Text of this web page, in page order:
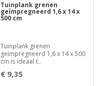
Tuinplank grenen
geïmpregneerd 1,6 x 14 x
500 cm
Tuinplank grenen
geïmpregneerd 1,6 x 14 x 500
cm is ideaal t..
€ 9,35